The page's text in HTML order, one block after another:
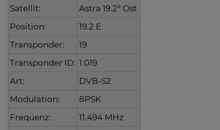
Satellit:
Astra 19.2° Ost
Position:
19.2 E
Transponder:
19
Transponder ID: 1.019
Art:
DVB-S2
Modulation:
8PSK
Frequenz:
11.494 MHz